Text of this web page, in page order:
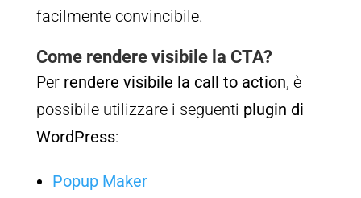
facilmente convincibile.
Come rendere visibile la CTA?
Per rendere visibile la call to action, è
possibile utilizzare i seguenti plugin di
WordPress:
Popup Maker